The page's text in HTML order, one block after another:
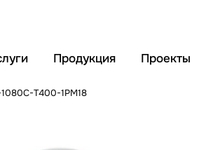
Продукция Проекты
Т400-1РМ18